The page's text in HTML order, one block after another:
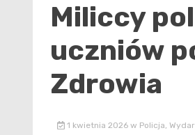
Miliccy
uczniów
Zdrowia
1 kwietnia 2026 w Policja,